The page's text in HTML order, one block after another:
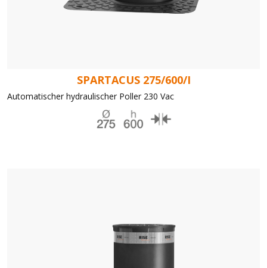
SPARTACUS 275/600/I
Automatischer hydraulischer Poller 230 Vac